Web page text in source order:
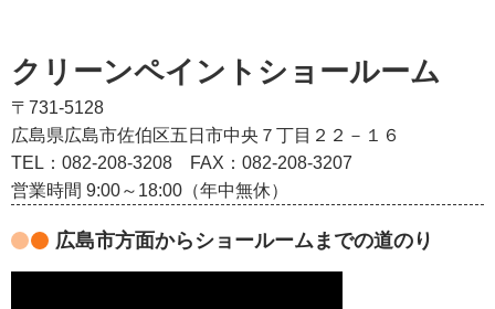
クリーンペイントショールーム
〒731-5128
広島県広島市佐伯区五日市中央７丁目２２－１６
TEL：082‐208‐3208
FAX：082-208-3207
営業時間 9:00～18:00（年中無休）
広島市方面からショールームまでの道のり